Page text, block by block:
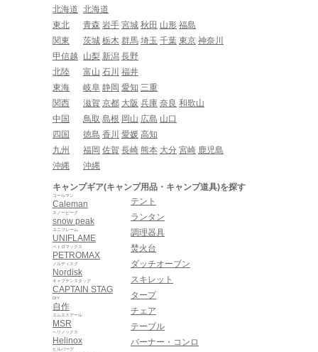
北海道 北海道
東北
青森 岩手 宮城 秋田 山形 福島
関東
茨城 栃木 群馬 埼玉 千葉 東京 神奈川
甲信越
山梨 新潟 長野
北陸
富山 石川 福井
東海
岐阜 静岡 愛知 三重
関西
滋賀 京都 大阪 兵庫 奈良 和歌山
中国
鳥取 島根 岡山 広島 山口
四国
徳島 香川 愛媛 高知
九州
福岡 佐賀 長崎 熊本 大分 宮崎 鹿児島
沖縄
沖縄
キャンプギア(キャンプ用品・キャンプ道具)を探す
Caleman
コールマン
snow peak
スノーピーク
UNIFLAME
ユニフレーム
PETROMAX
ペトロマックス
Nordisk
ノルディスク
CAPTAIN STAG
キャプテンスタッグ
自作
DIY
MSR
エムエスアール
Helinox
ヘリノックス
ヒルバーグ
テント
ランタン
調理器具
焚火台
ダッチオーブン
スキレット
タープ
チェア
テーブル
バーナー・コンロ